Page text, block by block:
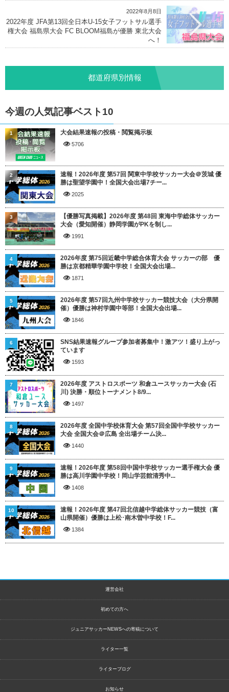
2022年8月8日
2022年度 JFA第13回全日本U-15女子フットサル選手
権大会 福島県大会 FC BLOOM福島が優勝 東北大会
へ！
都道府県別情報
今週の人気記事ベスト10
大会結果速報の投稿・閲覧掲示板
5706
1
速報！2026年度 第57回 関東中学校サッカー大会＠茨城 優
勝は聖望学園中！全国大会出場7チー...
2025
2
【優勝写真掲載】2026年度 第48回 東海中学総体サッカー
大会（愛知開催）静岡学園がPKを制し...
1991
3
2026年度 第75回近畿中学総合体育大会 サッカーの部 優
勝は京都精華学園中学校！全国大会出場...
1871
4
2026年度 第57回九州中学校サッカー競技大会（大分県開
催）優勝は神村学園中等部！全国大会出場...
1846
5
SNS結果速報グループ参加者募集中！激アツ！盛り上がっ
ています
1593
6
2026年度 アストロスポーツ 和倉ユースサッカー大会 (石
川) 決勝・順位トーナメント8/9...
1497
7
2026年度 全国中学校体育大会 第57回全国中学校サッカー
大会 全国大会＠広島 全出場チーム決...
1440
8
速報！2026年度 第58回中国中学校サッカー選手権大会 優
勝は高川学園中学校！岡山学芸館清秀中...
1408
9
速報！2026年度 第47回北信越中学総体サッカー競技（富
山県開催）優勝は上松･南木曽中学校！F...
1384
10
運営会社
初めての方へ
ジュニアサッカーNEWSへの寄稿について
ライター一覧
ライターブログ
お知らせ